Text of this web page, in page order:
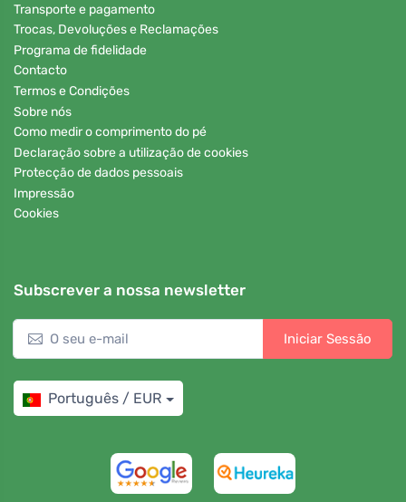
Transporte e pagamento
Trocas, Devoluções e Reclamações
Programa de fidelidade
Contacto
Termos e Condições
Sobre nós
Como medir o comprimento do pé
Declaração sobre a utilização de cookies
Protecção de dados pessoais
Impressão
Cookies
Subscrever a nossa newsletter
Iniciar Sessão
Português / EUR